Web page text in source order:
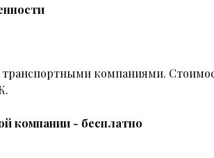
транспортными компаниями.
компании - бесплатно